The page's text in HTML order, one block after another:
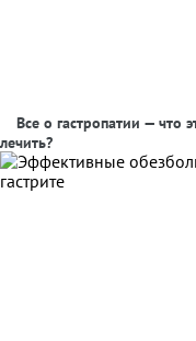
Все о гастропатии — что
лечить?